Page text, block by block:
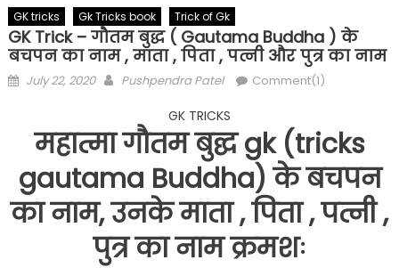
GK tricks Gk Tricks book Trick of Gk
GK Trick – गौतम बुद्ध ( Gautama Buddha ) के
बचपन का नाम , माता , पिता , पत्नी और पुत्र का नाम
Posted
July 22, 2020 Author
Pushpendra Patel Comment(1)
GK TRICKS
महात्मा गौतम बुद्घ gk (tricks
gautama Buddha) के बचपन
का नाम, उनके माता , पिता , पत्नी ,
पुत्र का नाम क्रमशः